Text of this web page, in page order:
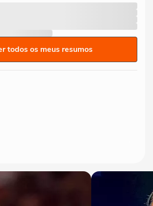
todos os meus resumos